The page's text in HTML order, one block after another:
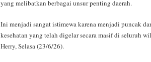
yang melibatkan berbagai unsur penting daerah.
Ini menjadi sangat istimewa karena menjadi puncak
kesehatan yang telah digelar secara masif di seluruh
Herry, Selasa (23/6/26).